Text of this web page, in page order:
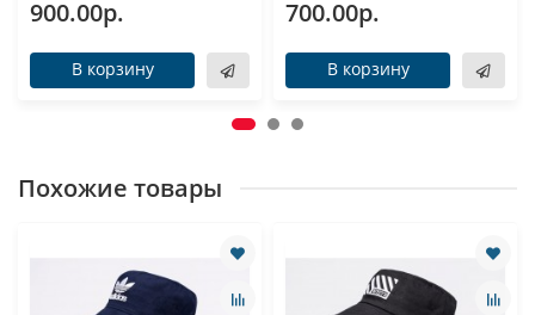
900.00р.
В корзину
700.00р.
В корзину
Похожие товары